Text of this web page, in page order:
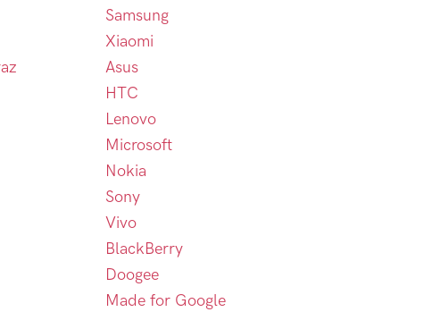
Samsung
Xiaomi
Asus
HTC
Lenovo
Microsoft
Nokia
Sony
Vivo
BlackBerry
Doogee
Made for Google